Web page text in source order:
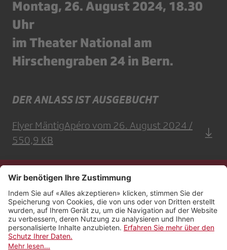
Montag, 26. August 2024, 18.30
Uhr
im Theater National am
Hirschengraben 24 in Bern.
DER ANLASS IST AUSGEBUCHT
Flyer MäntigApéro vom 26. August 2024 /
550,9 KB
Kontakt
Impressum
Rechtliches
Netiquette